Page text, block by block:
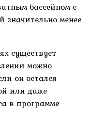
бассейном с
менее
существует
можно
он остался
или даже
в программе